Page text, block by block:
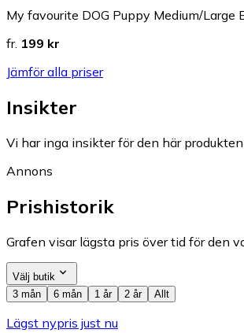
My favourite DOG Puppy Medium/Large
fr. 199 kr
Jämför alla priser
Insikter
Vi har inga insikter för den här
Annons
Prishistorik
Grafen visar lägsta pris över tid för den
Välj butik
3 mån
6 mån 1 år 2 år Allt
Lägst nypris just nu